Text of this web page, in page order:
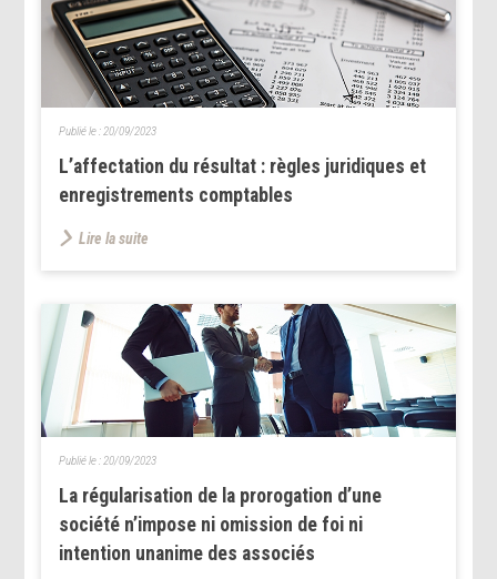
L’affectation du résultat : règles juridiques et
enregistrements comptables
Publié le : 20/09/2023
Lire la suite
La régularisation de la prorogation d’une
société n’impose ni omission de foi ni
intention unanime des associés
Publié le : 20/09/2023